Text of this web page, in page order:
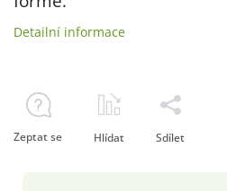
Detailní informace
Zeptat se Hlídat Sdílet